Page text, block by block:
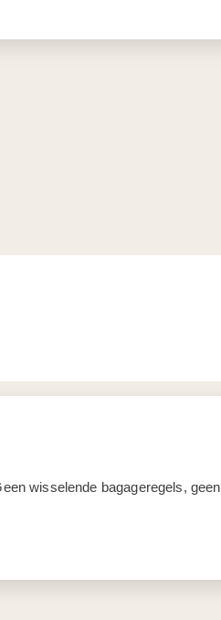
wisselende bagageregels, geen